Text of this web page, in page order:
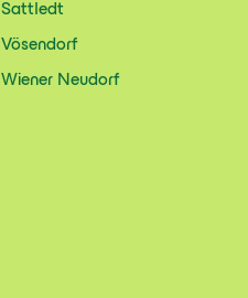
Sattledt
Vösendorf
Wiener Neudorf